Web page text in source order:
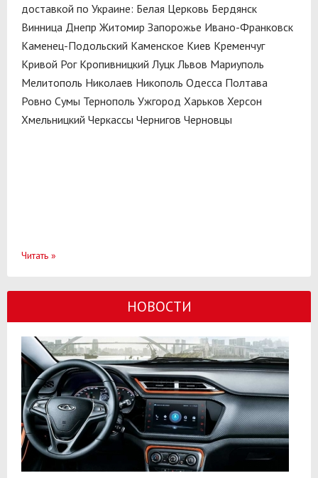
доставкой по Украине: Белая Церковь Бердянск
Винница Днепр Житомир Запорожье Ивано-Франковск
Каменец-Подольский Каменское Киев Кременчуг
Кривой Рог Кропивницкий Луцк Львов Мариуполь
Мелитополь Николаев Никополь Одесса Полтава
Ровно Сумы Тернополь Ужгород Харьков Херсон
Хмельницкий Черкассы Чернигов Черновцы
Читать »
НОВОСТИ